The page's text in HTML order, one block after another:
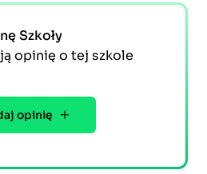
Szkoły
opinię o tej szkole
opinię